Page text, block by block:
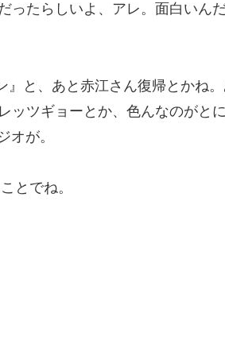
ったらしいよ、アレ。面白いん
と、あと赤江さん復帰とかね
ッツギョーとか、色んなのがと
オが。
とでね。